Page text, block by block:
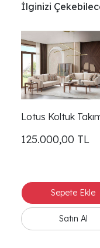
İlginizi
Lotus Koltuk
125.000,00 TL